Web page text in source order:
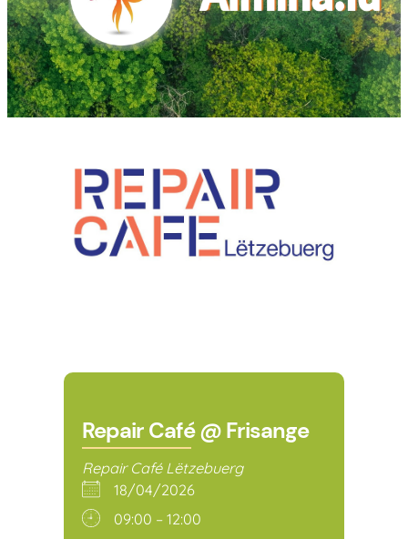
Repair Café @ Frisange
Repair Café Lëtzebuerg
18/04/2026
09:00 – 12:00